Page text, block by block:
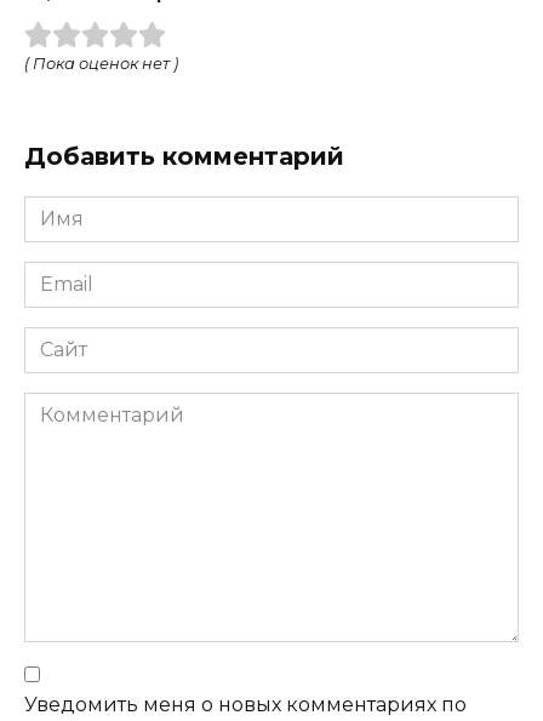
( Пока оценок нет )
Добавить комментарий
Имя
Email
Сайт
Комментарий
Уведомить меня о новых комментариях по